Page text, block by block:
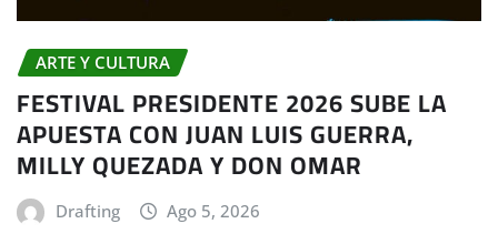
ARTE Y CULTURA
FESTIVAL PRESIDENTE 2026 SUBE LA
APUESTA CON JUAN LUIS GUERRA,
MILLY QUEZADA Y DON OMAR
Drafting Ago 5, 2026